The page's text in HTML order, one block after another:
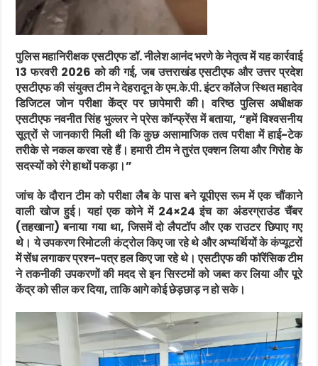
पुलिस महानिरीक्षक एसटीएफ डॉ. नीलेश आनंद भरणे के नेतृत्व में यह कार्रवाई
13 फरवरी 2026 को की गई, जब उत्तराखंड एसटीएफ और उत्तर प्रदेश
एसटीएफ की संयुक्त टीम ने देहरादून के एम.के.पी. इंटर कॉलेज स्थित महादेव
डिजिटल जोन परीक्षा केंद्र पर छापेमारी की। वरिष्ठ पुलिस अधीक्षक
एसटीएफ नवनीत सिंह भुल्लर ने प्रेस कॉन्फ्रेंस में बताया, “हमें विश्वसनीय
सूत्रों से जानकारी मिली थी कि कुछ असामाजिक तत्व परीक्षा में हाई-टेक
तरीके से नकल करवा रहे हैं। हमारी टीम ने तुरंत एक्शन लिया और गिरोह के
सदस्यों को रंगे हाथों पकड़ा।”
जांच के दौरान टीम को परीक्षा लैब के पास बने यूपीएस रूम में एक चौंकाने
वाली खोज हुई। यहां एक कोने में 24×24 इंच का अंडरग्राउंड चैंबर
(तहखाना) बनाया गया था, जिसमें दो लैपटॉप और एक राउटर छिपाए गए
थे। ये उपकरण रिमोटली कंट्रोल किए जा रहे थे और अभ्यर्थियों के कंप्यूटरों
में सेंध लगाकर प्रश्न-पत्र हल किए जा रहे थे। एसटीएफ की फॉरेंसिक टीम
ने तकनीकी उपकरणों की मदद से इन सिस्टमों को जब्त कर लिया और पूरे
केंद्र को सील कर दिया, ताकि आगे कोई छेड़छाड़ न हो सके।